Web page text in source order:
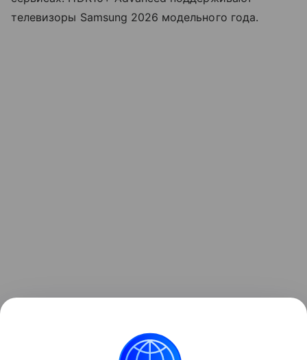
телевизоры Samsung 2026 модельного года.
инновационной технологией подсветки.